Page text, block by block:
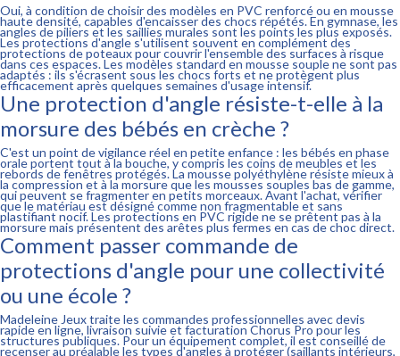
Oui, à condition de choisir des modèles en PVC renforcé ou en mousse
haute densité, capables d'encaisser des chocs répétés. En gymnase, les
angles de piliers et les saillies murales sont les points les plus exposés.
Les protections d'angle s'utilisent souvent en complément des
protections de poteaux pour couvrir l'ensemble des surfaces à risque
dans ces espaces. Les modèles standard en mousse souple ne sont pas
adaptés : ils s'écrasent sous les chocs forts et ne protègent plus
efficacement après quelques semaines d'usage intensif.
Une protection d'angle résiste-t-elle à la
morsure des bébés en crèche ?
C'est un point de vigilance réel en petite enfance : les bébés en phase
orale portent tout à la bouche, y compris les coins de meubles et les
rebords de fenêtres protégés. La mousse polyéthylène résiste mieux à
la compression et à la morsure que les mousses souples bas de gamme,
qui peuvent se fragmenter en petits morceaux. Avant l'achat, vérifier
que le matériau est désigné comme non fragmentable et sans
plastifiant nocif. Les protections en PVC rigide ne se prêtent pas à la
morsure mais présentent des arêtes plus fermes en cas de choc direct.
Comment passer commande de
protections d'angle pour une collectivité
ou une école ?
Madeleine Jeux traite les commandes professionnelles avec devis
rapide en ligne, livraison suivie et facturation Chorus Pro pour les
structures publiques. Pour un équipement complet, il est conseillé de
recenser au préalable les types d'angles à protéger (saillants intérieurs,